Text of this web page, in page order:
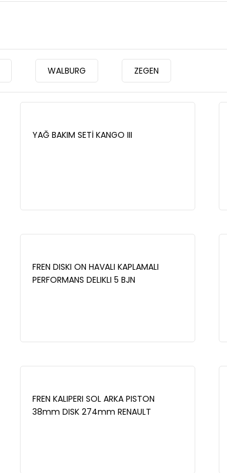
WALBURG ZEGEN
YAĞ BAKIM SETİ KANGO III
FREN DISKI ON HAVALI KAPLAMALI
PERFORMANS DELIKLI 5 BJN
FREN KALIPERI SOL ARKA PISTON
38mm DISK 274mm RENAULT